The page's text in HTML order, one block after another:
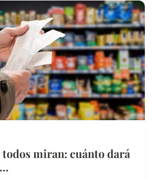
todos miran: cuánto dará